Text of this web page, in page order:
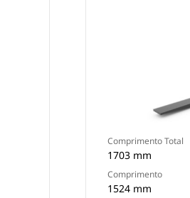
Comprimento Total
1703 mm
Comprimento
1524 mm